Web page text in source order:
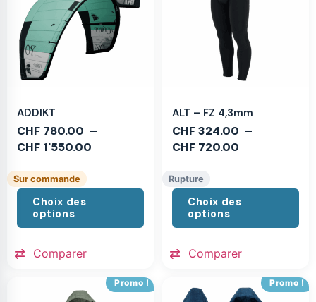
ADDIKT
CHF 780.00 –
CHF 1'550.00
Sur commande
Choix des
options
Comparer
ALT – FZ 4,3mm
CHF324.00 –
CHF 720.00
Rupture
Choix des
options
Comparer
Promo ! Promo !